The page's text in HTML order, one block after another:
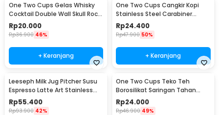
One Two Cups Gelas Whisky
Cocktail Double Wall Skull Rock
Glass 150ml - SG-02
Rp20.000
Rp36.900 46%
+ Keranjang
One Two Cups Cangkir Kopi
Stainless Steel Carabiner
Camping Cup 220ml - C125
Rp24.400
Rp47.900 50%
+ Keranjang
Leeseph Milk Jug Pitcher Susu
Espresso Latte Art Stainless
Steel 600ml - L-2016
Rp55.400
Rp93.900 42%
One Two Cups Teko Teh
Borosilikat Saringan Tahan
Panas Teapot 500ml - TP-757
Rp24.000
Rp46.900 49%